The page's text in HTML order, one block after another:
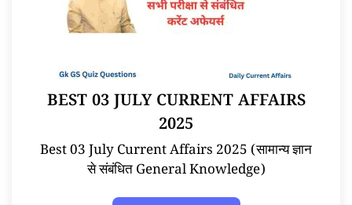
BEST 03 JULY CURRENT AFFAIRS
2025
Best 03 July Current Affairs 2025 (सामान्य ज्ञान
से संबंधित General Knowledge)